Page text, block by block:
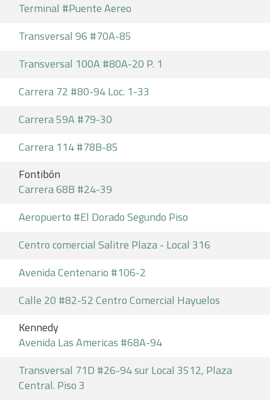
Terminal #Puente Aereo
Transversal 96 #70A-85
Transversal 100A #80A-20 P. 1
Carrera 72 #80-94 Loc. 1-33
Carrera 59A #79-30
Carrera 114 #78B-85
Fontibón
Carrera 68B #24-39
Aeropuerto #El Dorado Segundo Piso
Centro comercial Salitre Plaza - Local 316
Avenida Centenario #106-2
Calle 20 #82-52 Centro Comercial Hayuelos
Kennedy
Avenida Las Americas #68A-94
Transversal 71D #26-94 sur Local 3512, Plaza
Central. Piso 3